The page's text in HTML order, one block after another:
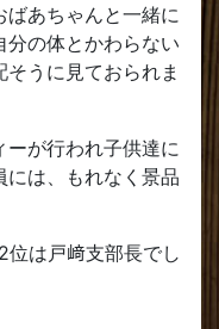
あちゃんと一緒に
の体とかわらない
うに見ておられま
が行われ子供達に
には、もれなく景品
は戸﨑支部長でし